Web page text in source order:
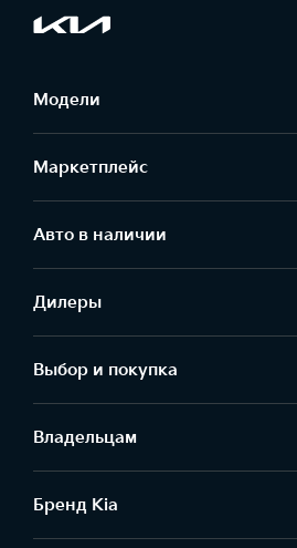
Модели
Маркетплейс
Aвто в наличии
Дилеры
Выбор и покупка
Владельцам
Бренд Kia